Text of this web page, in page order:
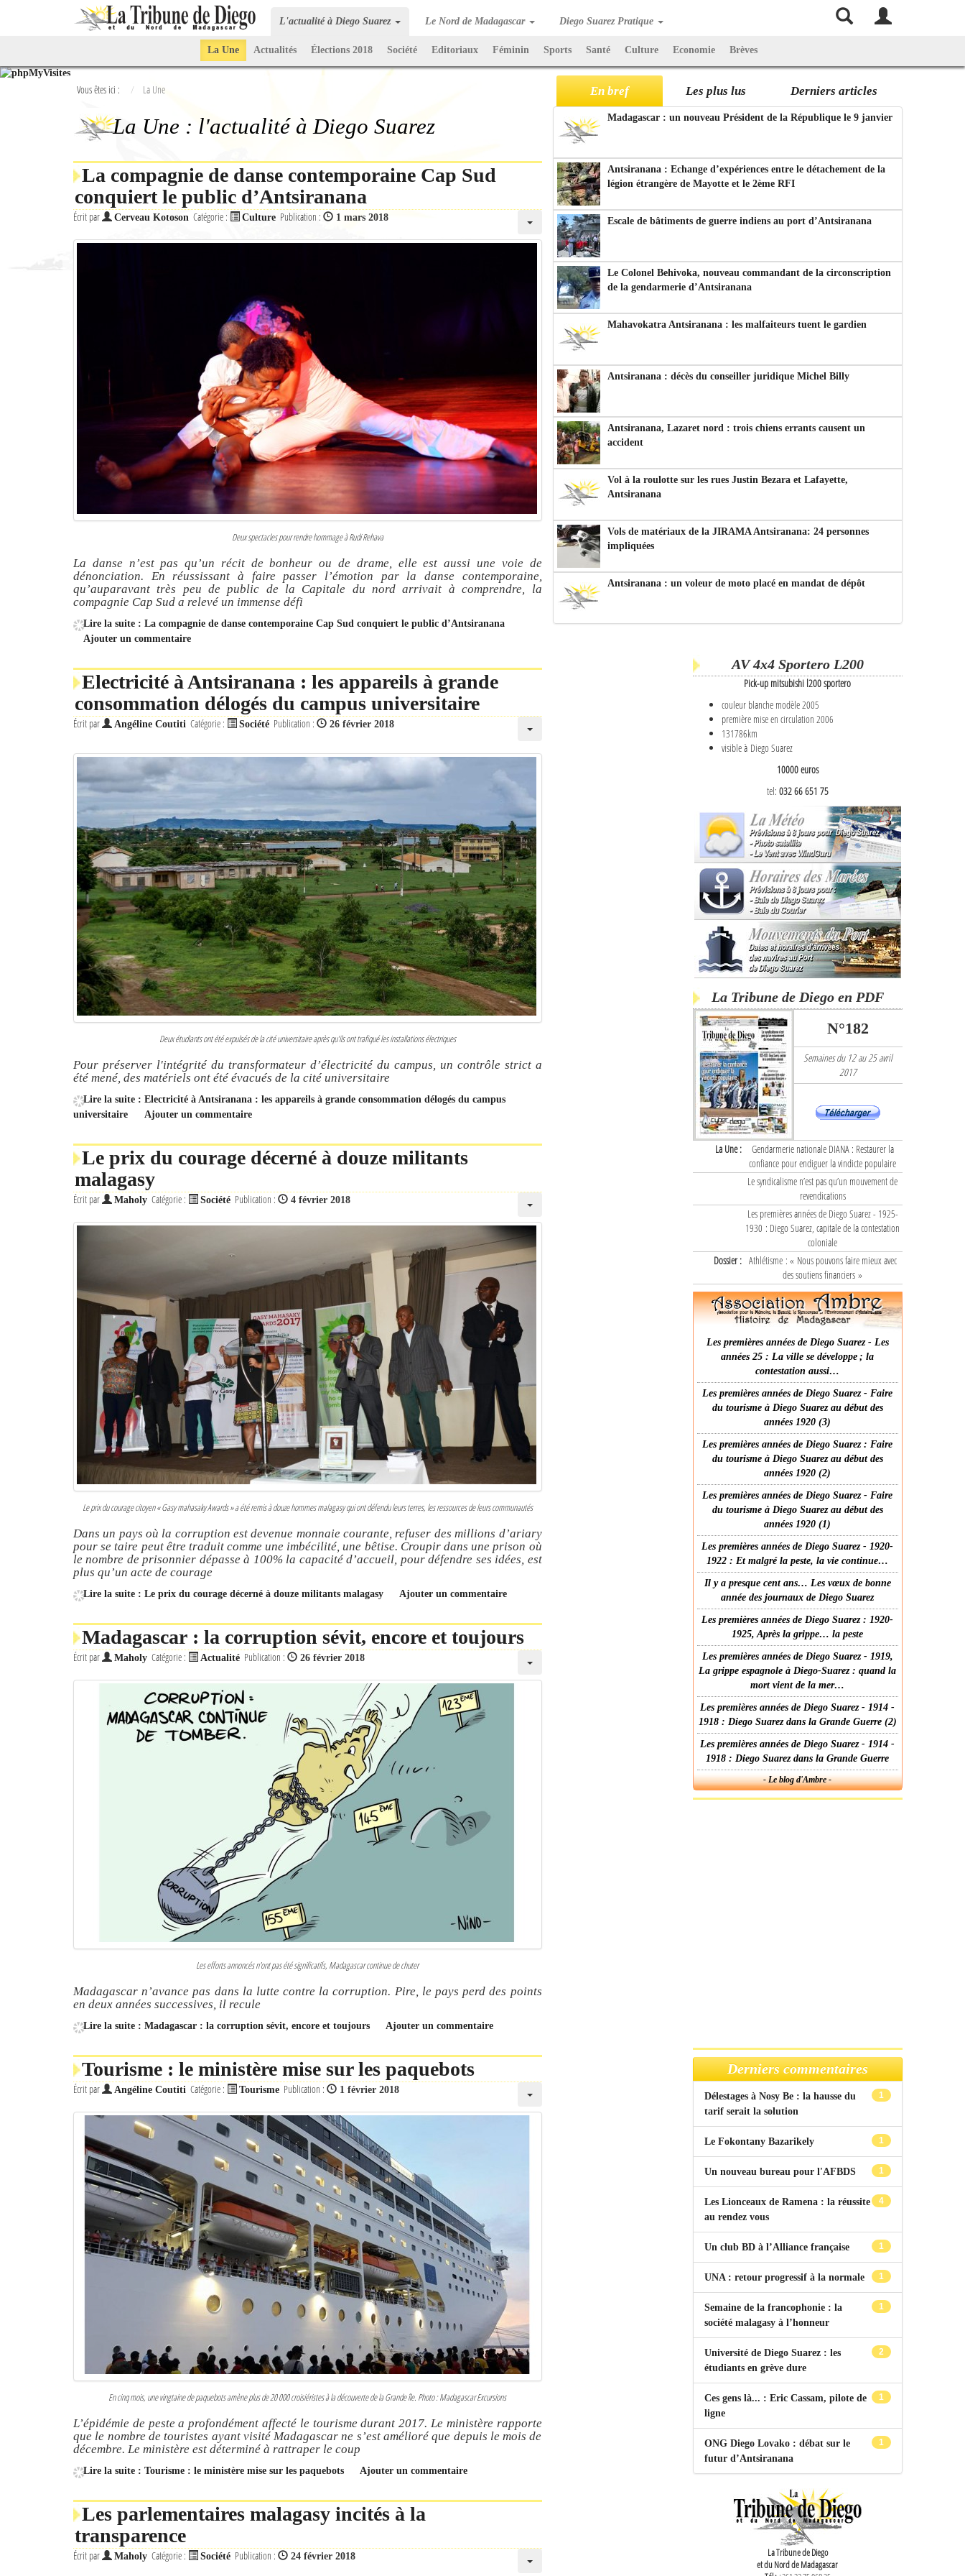
L'actualité à Diego Suarez Le Nord de Madagascar Diego Suarez Pratique
La Une Actualités Élections 2018 Société Editoriaux Féminin Sports Santé Culture Economie Brèves
Vous êtes ici : La Une
La Une : l'actualité à Diego Suarez
La compagnie de danse contemporaine Cap Sud
conquiert le public d’Antsiranana
Écrit par Cerveau Kotoson Catégorie : Culture Publication : 1 mars 2018
Deux spectacles pour rendre hommage à Rudi Rehava
La danse n’est pas qu’un récit de bonheur ou de drame, elle est aussi une voie de
dénonciation. En réussissant à faire passer l’émotion par la danse contemporaine,
qu’auparavant très peu de public de la Capitale du nord arrivait à comprendre, la
compagnie Cap Sud a relevé un immense défi
Lire la suite : La compagnie de danse contemporaine Cap Sud conquiert le public d’Antsiranana
Ajouter un commentaire
Electricité à Antsiranana : les appareils à grande
consommation délogés du campus universitaire
Écrit par Angéline Coutiti Catégorie : Société Publication : 26 février 2018
Deux étudiants ont été expulsés de la cité universitaire après qu’ils ont trafiqué les installations électriques
Pour préserver l'intégrité du transformateur d’électricité du campus, un contrôle strict a
été mené, des matériels ont été évacués de la cité universitaire
Lire la suite : Electricité à Antsiranana : les appareils à grande consommation délogés du campus
universitaire
Ajouter un commentaire
Le prix du courage décerné à douze militants
malagasy
Écrit par Maholy Catégorie : Société Publication : 4 février 2018
Le prix du courage citoyen « Gasy mahasaky Awards » a été remis à douze hommes malagasy qui ont défendu leurs terres, les ressources de leurs communautés
Dans un pays où la corruption est devenue monnaie courante, refuser des millions d’ariary
pour se taire peut être traduit comme une imbécilité, une bêtise. Croupir dans une prison où
le nombre de prisonnier dépasse à 100% la capacité d’accueil, pour défendre ses idées, est
plus qu’un acte de courage
Lire la suite : Le prix du courage décerné à douze militants malagasy Ajouter un commentaire
Madagascar : la corruption sévit, encore et toujours
Écrit par Maholy Catégorie : Actualité Publication : 26 février 2018
Les efforts annoncés n'ont pas été significatifs, Madagascar continue de chuter
Madagascar n’avance pas dans la lutte contre la corruption. Pire, le pays perd des points
en deux années successives, il recule
Lire la suite : Madagascar : la corruption sévit, encore et toujours Ajouter un commentaire
Tourisme : le ministère mise sur les paquebots
Écrit par Angéline Coutiti Catégorie : Tourisme Publication : 1 février 2018
En cinq mois, une vingtaine de paquebots amène plus de 20 000 croisiéristes à la découverte de la Grande île. Photo : Madagascar Excursions
L’épidémie de peste a profondément affecté le tourisme durant 2017. Le ministère rapporte
que le nombre de touristes ayant visité Madagascar ne s’est amélioré que depuis le mois de
décembre. Le ministère est déterminé à rattraper le coup
Lire la suite : Tourisme : le ministère mise sur les paquebots Ajouter un commentaire
Les parlementaires malagasy incités à la
transparence
Écrit par Maholy Catégorie : Société Publication : 24 février 2018
En bref Les plus lus Derniers articles
Madagascar : un nouveau Président de la République le 9 janvier
Antsiranana : Echange d’expériences entre le détachement de la
légion étrangère de Mayotte et le 2ème RFI
Escale de bâtiments de guerre indiens au port d’Antsiranana
Le Colonel Behivoka, nouveau commandant de la circonscription
de la gendarmerie d’Antsiranana
Mahavokatra Antsiranana : les malfaiteurs tuent le gardien
Antsiranana : décès du conseiller juridique Michel Billy
Antsiranana, Lazaret nord : trois chiens errants causent un
accident
Vol à la roulotte sur les rues Justin Bezara et Lafayette,
Antsiranana
Vols de matériaux de la JIRAMA Antsiranana: 24 personnes
impliquées
Antsiranana : un voleur de moto placé en mandat de dépôt
AV 4x4 Sportero L200
Pick-up mitsubishi l200 sportero
couleur blanche modèle 2005
première mise en circulation 2006
131786km
visible à Diego Suarez
10000 euros
tel: 032 66 651 75
La Tribune de Diego en PDF
N°182
Semaines du 12 au 25 avril
2017
La Une :
Gendarmerie nationale DIANA : Restaurer la
confiance pour endiguer la vindicte populaire
Le syndicalisme n’est pas qu’un mouvement de
revendications
Les premières années de Diego Suarez - 1925-
1930 : Diego Suarez, capitale de la contestation
coloniale
Dossier : Athlétisme : « Nous pouvons faire mieux avec
des soutiens financiers »
Les premières années de Diego Suarez - Les
années 25 : La ville se développe ; la
contestation aussi…
Les premières années de Diego Suarez - Faire
du tourisme à Diego Suarez au début des
années 1920 (3)
Les premières années de Diego Suarez : Faire
du tourisme à Diego Suarez au début des
années 1920 (2)
Les premières années de Diego Suarez - Faire
du tourisme à Diego Suarez au début des
années 1920 (1)
Les premières années de Diego Suarez - 1920-
1922 : Et malgré la peste, la vie continue…
Il y a presque cent ans… Les vœux de bonne
année des journaux de Diego Suarez
Les premières années de Diego Suarez : 1920-
1925, Après la grippe… la peste
Les premières années de Diego Suarez - 1919,
La grippe espagnole à Diego-Suarez : quand la
mort vient de la mer…
Les premières années de Diego Suarez - 1914 -
1918 : Diego Suarez dans la Grande Guerre (2)
Les premières années de Diego Suarez - 1914 -
1918 : Diego Suarez dans la Grande Guerre
- Le blog d'Ambre -
Derniers commentaires
1
Délestages à Nosy Be : la hausse du
tarif serait la solution
1
Le Fokontany Bazarikely
1
Un nouveau bureau pour l'AFBDS
4
Les Lionceaux de Ramena : la réussite
au rendez vous
1
Un club BD à l’Alliance française
1
UNA : retour progressif à la normale
1
Semaine de la francophonie : la
société malagasy à l’honneur
2
Université de Diego Suarez : les
étudiants en grève dure
1
Ces gens là... : Eric Cassam, pilote de
ligne
1
ONG Diego Lovako : débat sur le
futur d’Antsiranana
La Tribune de Diego
et du Nord de Madagascar